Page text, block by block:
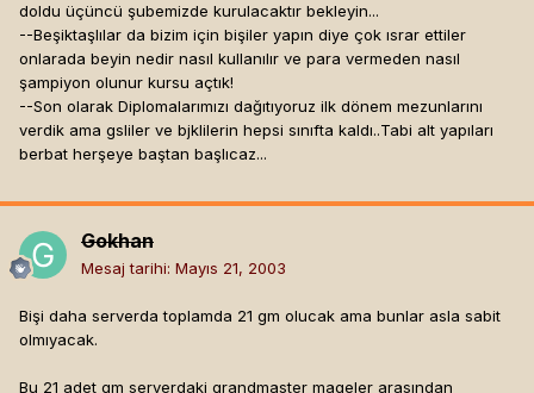
doldu üçüncü şubemizde kurulacaktır bekleyin...
--Beşiktaşlılar da bizim için bişiler yapın diye çok ısrar ettiler
onlarada beyin nedir nasıl kullanılır ve para vermeden nasıl
şampiyon olunur kursu açtık!
--Son olarak Diplomalarımızı dağıtıyoruz ilk dönem mezunlarını
verdik ama gsliler ve bjklilerin hepsi sınıfta kaldı..Tabi alt yapıları
berbat herşeye baştan başlıcaz...
Gokhan
Mesaj tarihi: Mayıs 21, 2003
Bişi daha serverda toplamda 21 gm olucak ama bunlar asla sabit
olmıyacak.
Bu 21 adet gm serverdaki grandmaster mageler arasından